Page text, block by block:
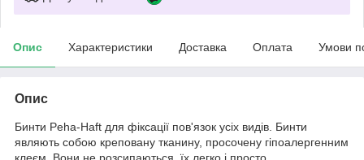
Опис Характеристики Доставка Оплата Умови
Опис
Бинти Peha-Haft для фіксації пов'язок усіх видів. Бинти
являють собою креповану тканину, просочену гіпоалергенним
клеєм. Вони не розсипаються, їх легко і просто